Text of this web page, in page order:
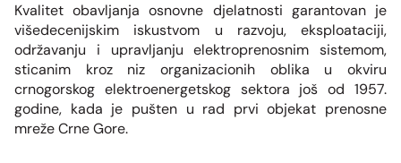
Zaštita podataka o ličnosti
Slobodan pristup informacijama
Razvoj sistema
Kvalitet obavljanja osnovne djelatnosti garantovan je
višedecenijskim iskustvom u razvoju, eksploataciji,
održavanju i upravljanju elektroprenosnim sistemom,
sticanim kroz niz organizacionih oblika u okviru
crnogorskog elektroenergetskog sektora još od 1957.
godine, kada je pušten u rad prvi objekat prenosne
mreže Crne Gore.